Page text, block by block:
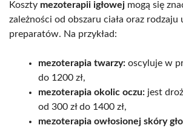
Koszty mezoterapii igłowej mogą się
zależności od obszaru ciała oraz rodzaju
preparatów. Na przykład:
mezoterapia twarzy: oscyluje w
do 1200 zł,
mezoterapia okolic oczu: jest
od 300 zł do 1400 zł,
mezoterapia owłosionej skóry